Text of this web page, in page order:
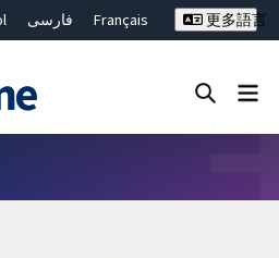
فارسی
Français
更多語言